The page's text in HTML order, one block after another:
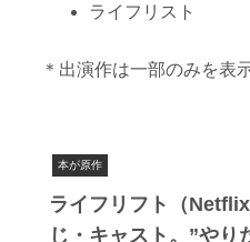
ライフリスト
＊出演作は一部のみを表
本が原作
ライフリフト（
じ・キャスト。”やり